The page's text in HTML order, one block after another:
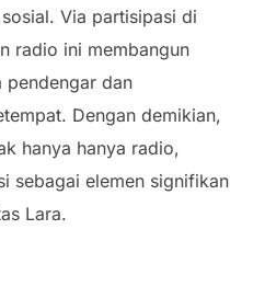
Via partisipasi di
radio ini membangun
pendengar dan
Dengan demikian,
hanya hanya radio,
sebagai elemen signifikan
Lara.